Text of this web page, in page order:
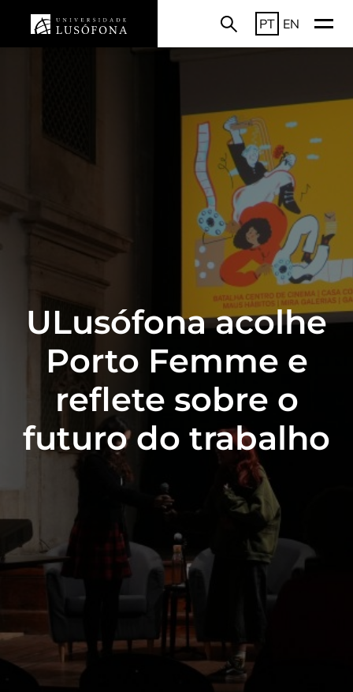
PT EN
ULusófona acolhe
Porto Femme e
reflete sobre o
futuro do trabalho